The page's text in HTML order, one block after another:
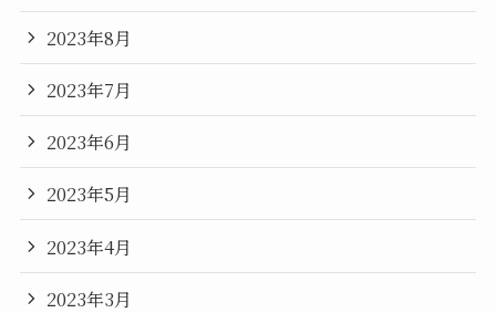
2023年8月
2023年7月
2023年6月
2023年5月
2023年4月
2023年3月